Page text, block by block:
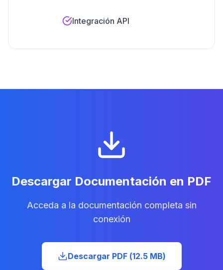
Integración API
Descargar Documentación en PDF
Acceda a la documentación completa sin
conexión
Descargar PDF(12.5 MB)